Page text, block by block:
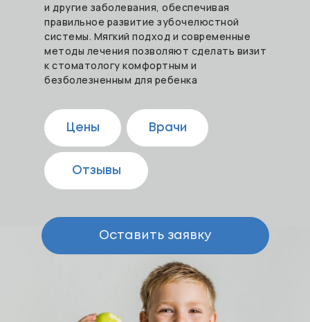
и другие заболевания, обеспечивая
правильное развитие зубочелюстной
системы. Мягкий подход и современные
методы лечения позволяют сделать визит
к стоматологу комфортным и
безболезненным для ребенка
Цены Врачи
Отзывы
Оставить заявку